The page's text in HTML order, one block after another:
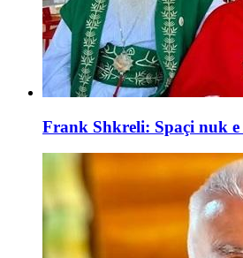
Frank Shkreli: Spaçi nuk